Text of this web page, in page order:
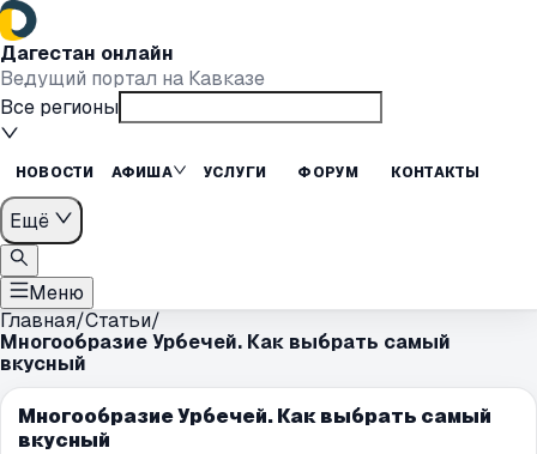
Дагестан онлайн
Ведущий портал на Кавказе
Все регионы
НОВОСТИ АФИША УСЛУГИ ФОРУМ КОНТАКТЫ
Ещё
Меню
Главная/Статьи/
Многообразие Урбечей. Как выбрать самый
вкусный
Многообразие Урбечей. Как выбрать самый
вкусный